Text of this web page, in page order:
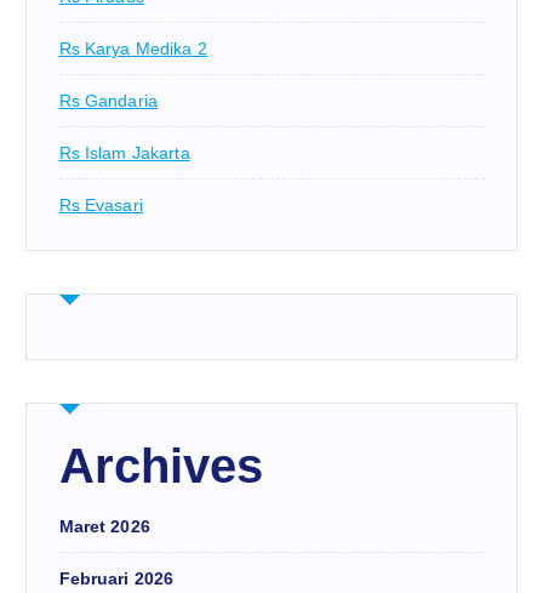
Rs Karya Medika 2
Rs Gandaria
Rs Islam Jakarta
Rs Evasari
Archives
Maret 2026
Februari 2026